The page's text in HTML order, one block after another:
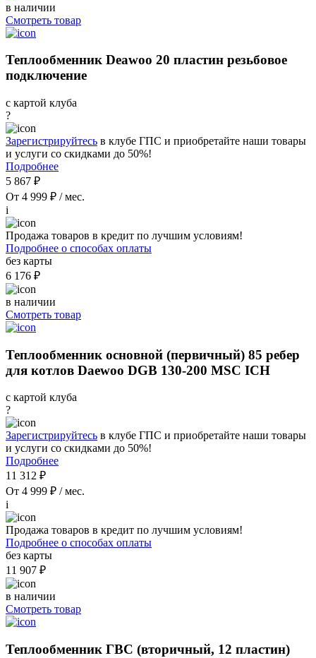
в наличии
Смотреть товар
Теплообменник Deawoo 20 пластин резьбовое
подключение
с картой клуба
?
Зарегистрируйтесь в клубе ГПС и приобретайте наши товары
и услуги со скидками до 50%!
Подробнее
5 867 ₽
От 4 999 ₽ / мес.
i
Продажа товаров в кредит по лучшим условиям!
Подробнее о способах оплаты
без карты
6 176 ₽
в наличии
Смотреть товар
Теплообменник основной (первичный) 85 ребер
для котлов Daewoo DGB 130-200 MSC ICH
с картой клуба
?
Зарегистрируйтесь в клубе ГПС и приобретайте наши товары
и услуги со скидками до 50%!
Подробнее
11 312 ₽
От 4 999 ₽ / мес.
i
Продажа товаров в кредит по лучшим условиям!
Подробнее о способах оплаты
без карты
11 907 ₽
в наличии
Смотреть товар
Теплообменник ГВС (вторичный, 12 пластин)